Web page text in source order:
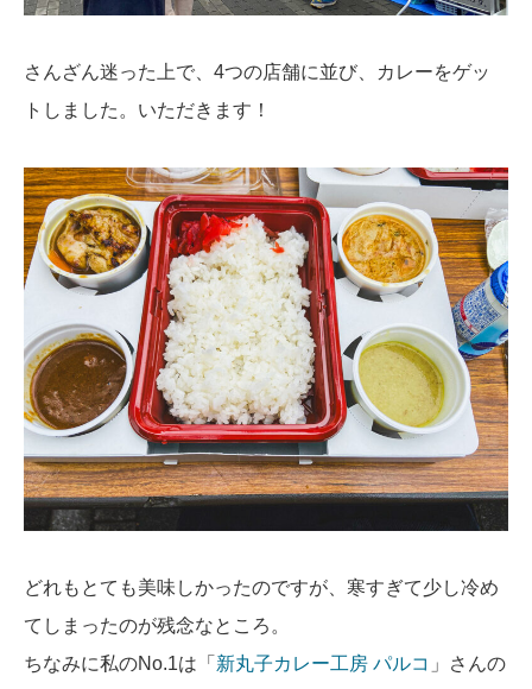
さんざん迷った上で、4つの店舗に並び、カレーをゲッ
トしました。いただきます！
どれもとても美味しかったのですが、寒すぎて少し冷め
てしまったのが残念なところ。
ちなみに私のNo.1は「 新丸子カレー工房 パルコ 」さんの